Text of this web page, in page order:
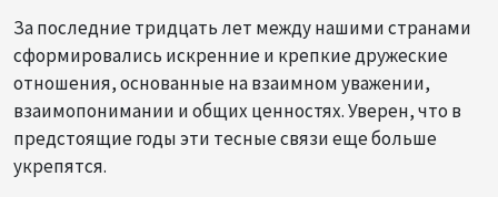
За последние тридцать лет между нашими странами
сформировались искренние и крепкие дружеские
отношения, основанные на взаимном уважении,
взаимопонимании и общих ценностях. Уверен, что в
предстоящие годы эти тесные связи еще больше
укрепятся.